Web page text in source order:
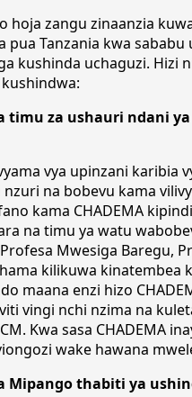
hoja zangu zinaanzia
pua Tanzania kwa sababu
kushinda uchaguzi. Hizi
timu za ushauri ndani
vya upinzani karibia
na bobevu kama
kama CHADEMA
na timu ya watu
Mwesiga Baregu,
kilikuwa kinatembea
maana enzi hizo
vingi nchi nzima na
Kwa sasa CHADEMA
wake hawana
Mipango thabiti ya